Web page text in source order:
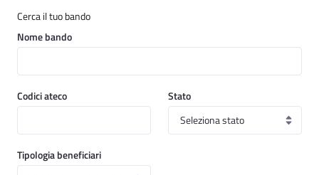
Cerca il tuo bando
Nome bando
Codici ateco Stato
Tipologia beneficiari